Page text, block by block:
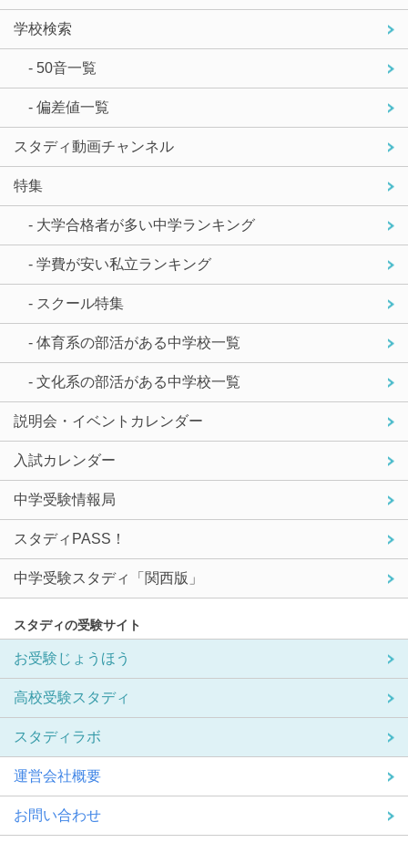
学校検索
- 50音一覧
- 偏差値一覧
スタディ動画チャンネル
特集
- 大学合格者が多い中学ランキング
- 学費が安い私立ランキング
- スクール特集
- 体育系の部活がある中学校一覧
- 文化系の部活がある中学校一覧
説明会・イベントカレンダー
入試カレンダー
中学受験情報局
スタディPASS！
中学受験スタディ「関西版」
スタディの受験サイト
お受験じょうほう
高校受験スタディ
スタディラボ
運営会社概要
お問い合わせ